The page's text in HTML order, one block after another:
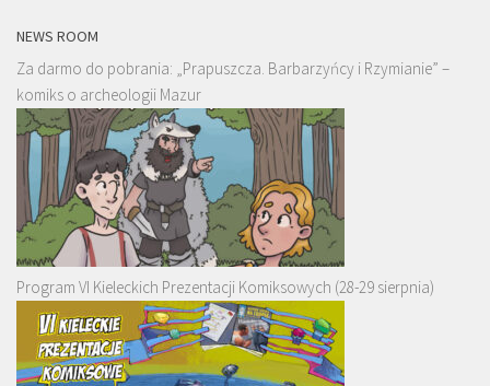
NEWS ROOM
Za darmo do pobrania: „Prapuszcza. Barbarzyńcy i Rzymianie” –
komiks o archeologii Mazur
Program VI Kieleckich Prezentacji Komiksowych (28-29 sierpnia)